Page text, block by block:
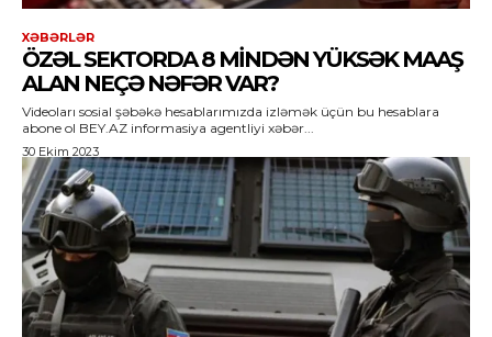
XƏBƏRLƏR
ÖZƏL SEKTORDA 8 MINDƏN YÜKSƏK MAAŞ
ALAN NEÇƏ NƏFƏR VAR?
Videoları sosial şəbəkə hesablarımızda izləmək üçün bu hesablara
abone ol BEY.AZ informasiya agentliyi xəbər...
30 Ekim 2023